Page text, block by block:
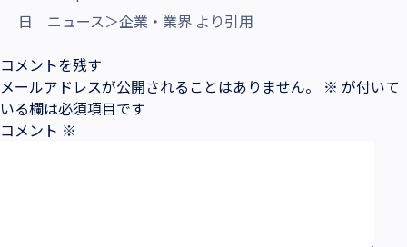
日 ニュース＞企業・業界 より引用
コメントを残す
メールアドレスが公開されることはありません。
※ が付いて
いる欄は必須項目です
コメント ※